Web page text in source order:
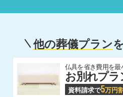
他の葬儀プラン
仏具を省き費用を最
お別れプラ
資料請求で5万円